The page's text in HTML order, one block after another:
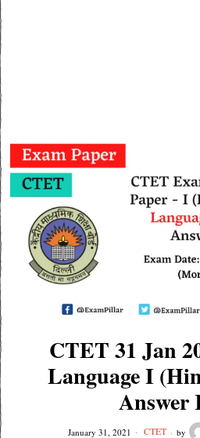
CTET 31 Jan
Language I
Answer
January 31, 2021 CTET by